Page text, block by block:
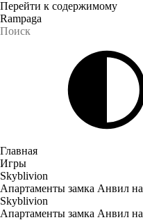
Перейти к содержимому
Rampaga
Главная
Игры
Skyblivion
Апартаменты замка Анвил
Skyblivion
Апартаменты замка Анвил